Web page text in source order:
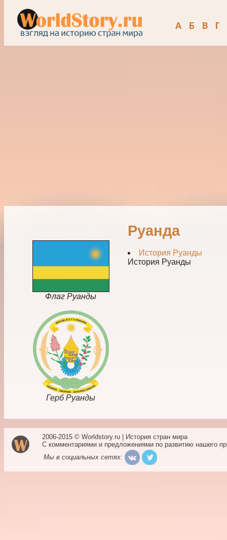
А Б В Г
Флаг Руанды
Герб Руанды
Руанда
История Руанды
История Руанды
2006-2015 © Worldstory.ru | История стран мира
С комментариями и предложениями по развитию нашего
Мы в социальных сетях: